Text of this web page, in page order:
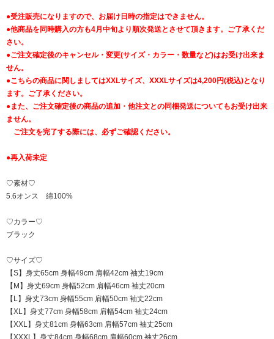
●受注販売になりますので、お届け日時の指定はできません。
●他商品を同時購入の方も4月中旬より順次発送とさせて頂きます。ご了承くだ
さい。
●ご注文確定後のキャンセル・変更(サイズ・カラー・数量など)はお受け出来ま
せん。
●こちらの商品に関しましてはXXLサイズ、XXXLサイズは4,200円(税込)となり
ます。ご了承ください。
●また、ご注文確定後の商品の追加・他注文との同梱発送についてもお受け出来
ません。
ご注文を完了する際には、必ずご確認ください。
●再入荷未定
♡素材♡
5.6オンス 綿100%
♡カラー♡
ブラック
♡サイズ♡
【S】身丈65cm 身幅49cm 肩幅42cm 袖丈19cm
【M】身丈69cm 身幅52cm 肩幅46cm 袖丈20cm
【L】身丈73cm 身幅55cm 肩幅50cm 袖丈22cm
【XL】身丈77cm 身幅58cm 肩幅54cm 袖丈24cm
【XXL】身丈81cm 身幅63cm 肩幅57cm 袖丈25cm
【XXXL】身丈84cm 身幅68cm 肩幅60cm 袖丈26cm